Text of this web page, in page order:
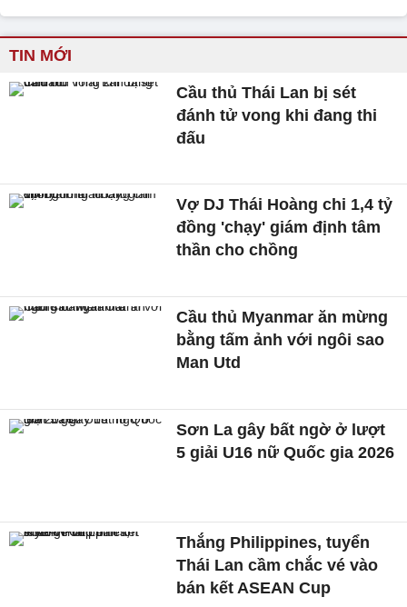
TIN MỚI
Cầu thủ Thái Lan bị sét
đánh tử vong khi đang thi
đấu
Vợ DJ Thái Hoàng chi 1,4 tỷ
đồng 'chạy' giám định tâm
thần cho chồng
Cầu thủ Myanmar ăn mừng
bằng tấm ảnh với ngôi sao
Man Utd
Sơn La gây bất ngờ ở lượt
5 giải U16 nữ Quốc gia 2026
Thắng Philippines, tuyển
Thái Lan cầm chắc vé vào
bán kết ASEAN Cup